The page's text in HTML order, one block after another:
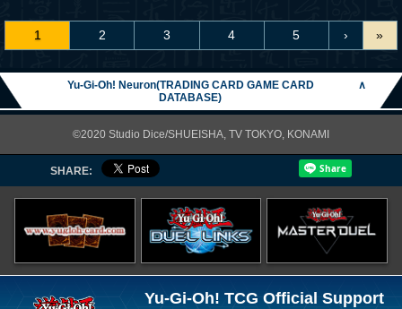
1 2 3 4 5 › »
Yu-Gi-Oh! Neuron(TRADING CARD GAME CARD
DATABASE)
∧
©2020 Studio Dice/SHUEISHA, TV TOKYO, KONAMI
SHARE:
Yu-Gi-Oh! TCG Official Support